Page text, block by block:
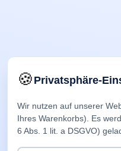
🍪Privatsphäre-
Wir nutzen auf unserer
Ihres Warenkorbs). Es
6 Abs. 1 lit. a DSGVO)